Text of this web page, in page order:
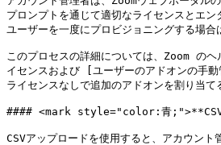
プロンプトを通じて適切なライセンスとエ
ユーザーを一度にプロビジョニングする場
このプロセスの詳細については、
イセンスおよび [ユーザーのアドオン
ライセンスなしで追加のアドオンを割り当て
#### <mark style="color:青;">**CSV
CSVアップロードを使用すると、アカウン